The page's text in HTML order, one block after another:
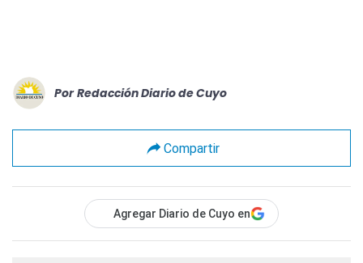
Por Redacción Diario de Cuyo
Compartir
Agregar Diario de Cuyo en